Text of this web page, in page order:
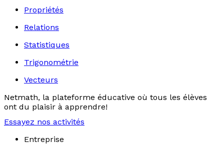
Propriétés
Relations
Statistiques
Trigonométrie
Vecteurs
Netmath, la plateforme éducative où tous les élèves
ont du plaisir à apprendre!
Essayez nos activités
Entreprise